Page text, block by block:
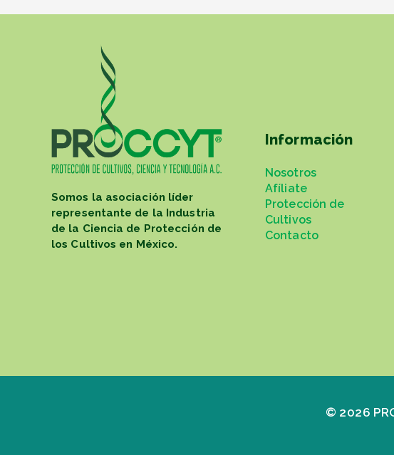
Somos la asociación líder
representante de la Industria
de la Ciencia de Protección de
los Cultivos en México.
Información
Nosotros
Afíliate
Protección de
Cultivos
Contacto
© 2026